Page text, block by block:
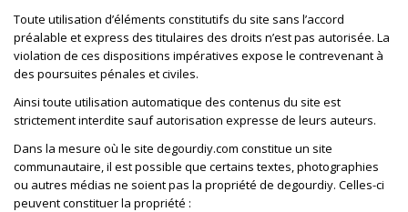
Toute utilisation d’éléments constitutifs du site sans l’accord
préalable et express des titulaires des droits n’est pas autorisée. La
violation de ces dispositions impératives expose le contrevenant à
des poursuites pénales et civiles.
Ainsi toute utilisation automatique des contenus du site est
strictement interdite sauf autorisation expresse de leurs auteurs.
Dans la mesure où le site degourdiy.com constitue un site
communautaire, il est possible que certains textes, photographies
ou autres médias ne soient pas la propriété de degourdiy. Celles-ci
peuvent constituer la propriété :